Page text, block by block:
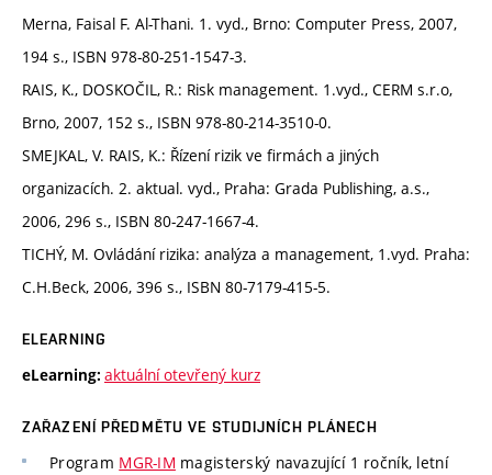
Merna, Faisal F. Al-Thani. 1. vyd., Brno: Computer Press, 2007,
194 s., ISBN 978-80-251-1547-3.
RAIS, K., DOSKOČIL, R.: Risk management. 1.vyd., CERM s.r.o,
Brno, 2007, 152 s., ISBN 978-80-214-3510-0.
SMEJKAL, V. RAIS, K.: Řízení rizik ve firmách a jiných
organizacích. 2. aktual. vyd., Praha: Grada Publishing, a.s.,
2006, 296 s., ISBN 80-247-1667-4.
TICHÝ, M. Ovládání rizika: analýza a management, 1.vyd. Praha:
C.H.Beck, 2006, 396 s., ISBN 80-7179-415-5.
ELEARNING
eLearning: aktuální otevřený kurz
ZAŘAZENÍ PŘEDMĚTU VE STUDIJNÍCH PLÁNECH
Program MGR-IM magisterský navazující 1 ročník, letní